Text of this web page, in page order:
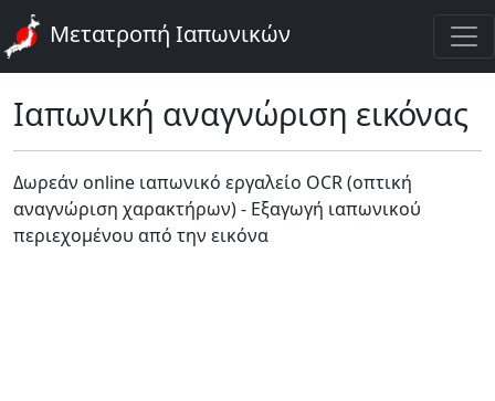
Μετατροπή Ιαπωνικών
Ιαπωνική αναγνώριση εικόνας
Δωρεάν online ιαπωνικό εργαλείο OCR (οπτική
αναγνώριση χαρακτήρων) - Εξαγωγή ιαπωνικού
περιεχομένου από την εικόνα